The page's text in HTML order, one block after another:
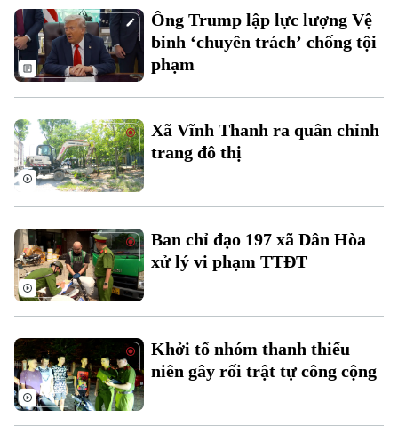
Người Việt 4 phương
Tài chính Ngân hàng
Doanh nghiệp
Tin tức
Đầu tư
Đất đai
Kinh nghiệm
Tàu và Xe
Ô tô
Tàu
Xe máy
Thị trường
Giáo dục
Tuyển sinh
Hướng nghiệp
Tin tức
Di tích
Sức khỏe
Y tế
Dinh dưỡng
Tư vấn sức khỏe
Bóng đá
Quần vợt
Golf
Giải trí
Tin tức
Sao
Điện ảnh
Đã phát sóng
Ông Trump lập lực lượng Vệ
binh ‘chuyên trách’ chống tội
phạm
Xã Vĩnh Thanh ra quân chỉnh
trang đô thị
Ban chỉ đạo 197 xã Dân Hòa
xử lý vi phạm TTĐT
Khởi tố nhóm thanh thiếu
niên gây rối trật tự công cộng